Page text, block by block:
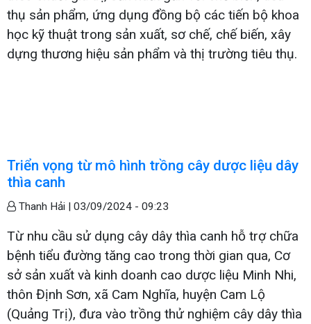
thụ sản phẩm, ứng dụng đồng bộ các tiến bộ khoa
học kỹ thuật trong sản xuất, sơ chế, chế biến, xây
dựng thương hiệu sản phẩm và thị trường tiêu thụ.
Triển vọng từ mô hình trồng cây dược liệu dây
thìa canh
Thanh Hải | 03/09/2024 - 09:23
Từ nhu cầu sử dụng cây dây thìa canh hỗ trợ chữa
bệnh tiểu đường tăng cao trong thời gian qua, Cơ
sở sản xuất và kinh doanh cao dược liệu Minh Nhi,
thôn Định Sơn, xã Cam Nghĩa, huyện Cam Lộ
(Quảng Trị), đưa vào trồng thử nghiệm cây dây thìa